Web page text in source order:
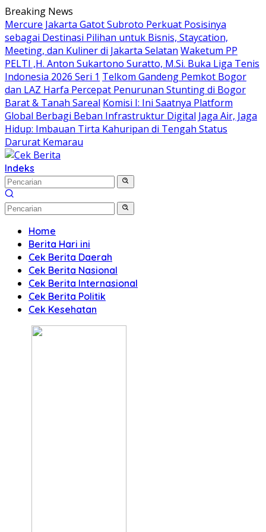
Langsung
ke
konten
Breaking News
Mercure Jakarta Gatot Subroto Perkuat Posisinya
sebagai Destinasi Pilihan untuk Bisnis, Staycation,
Meeting, dan Kuliner di Jakarta Selatan Waketum PP
PELTI ,H. Anton Sukartono Suratto, M.Si. Buka Liga Tenis
Indonesia 2026 Seri 1 Telkom Gandeng Pemkot Bogor
dan LAZ Harfa Percepat Penurunan Stunting di Bogor
Barat & Tanah Sareal Komisi I: Ini Saatnya Platform
Global Berbagi Beban Infrastruktur Digital Jaga Air, Jaga
Hidup: Imbauan Tirta Kahuripan di Tengah Status
Darurat Kemarau
Indeks
Home
Berita Hari ini
Cek Berita Daerah
Cek Berita Nasional
Cek Berita Internasional
Cek Berita Politik
Cek Kesehatan